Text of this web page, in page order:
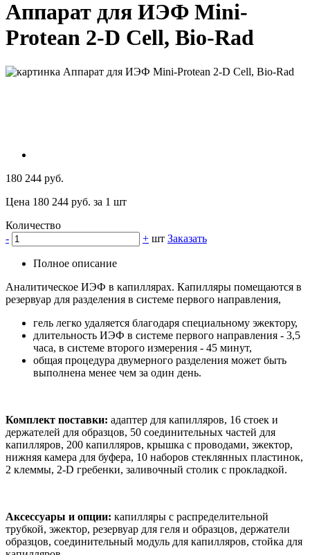
Аппарат для ИЭФ Mini-
Protean 2-D Cell, Bio-Rad
180 244 руб.
Цена 180 244 руб. за 1 шт
Количество
-
+ шт Заказать
Полное описание
Аналитическое ИЭФ в капиллярах. Капилляры помещаются в
резервуар для разделения в системе первого направления,
гель легко удаляется благодаря специальному эжектору,
длительность ИЭФ в системе первого направления - 3,5
часа, в системе второго измерения - 45 минут,
общая процедура двумерного разделения может быть
выполнена менее чем за один день.
Комплект поставки: адаптер для капилляров, 16 стоек и
держателей для образцов, 50 соединительных частей для
капилляров, 200 капилляров, крышка с проводами, эжектор,
нижняя камера для буфера, 10 наборов стеклянных пластинок,
2 клеммы, 2-D гребенки, заливочный столик с прокладкой.
Аксессуары и опции: капилляры с распределительной
трубкой, эжектор, резервуар для геля и образцов, держатели
образцов, соединительный модуль для капилляров, стойка для